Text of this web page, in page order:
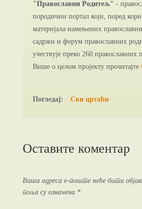
"Православни Родитељ" -
породични портал који, поред
материјала намењених
садржи и форум православних
учествује преко 260 православних
Више о целом пројекту прочитајте
Погледај: Сви цртаћи
Оставите коментар
Ваша адреса е-поште неће бити
поља су означена *